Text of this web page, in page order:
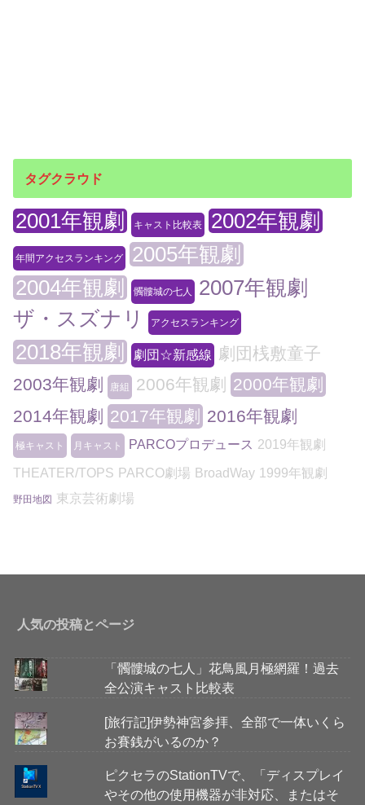
タグクラウド
2001年観劇 キャスト比較表 2002年観劇
年間アクセスランキング
2005年観劇
2004年観劇
髑髏城の七人
2007年観劇
ザ・スズナリ
アクセスランキング
2018年観劇 劇団☆新感線
劇団桟敷童子
2003年観劇
唐組 2006年観劇
2000年観劇
2014年観劇 2017年観劇 2016年観劇
極キャスト 月キャスト PARCOプロデュース 2019年観劇
THEATER/TOPS PARCO劇場 BroadWay 1999年観劇
野田地図 東京芸術劇場
人気の投稿とページ
「髑髏城の七人」花鳥風月極網羅！過去
全公演キャスト比較表
[旅行記]伊勢神宮参拝、全部で一体いくら
お賽銭がいるのか？
ピクセラのStationTVで、「ディスプレイ
やその他の使用機器が非対応、またはそ